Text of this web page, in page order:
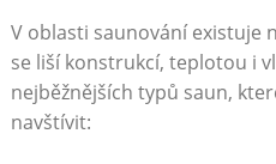
V oblasti saunování existuje
se liší konstrukcí, teplotou i
nejběžnějších typů saun,
navštívit: